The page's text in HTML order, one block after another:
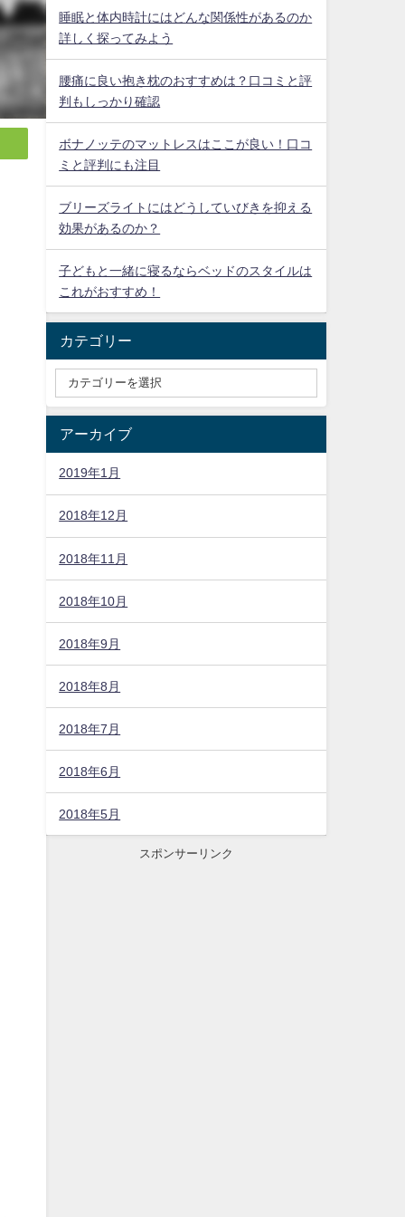
睡眠と体内時計にはどんな関係性があるのか
詳しく探ってみよう
腰痛に良い抱き枕のおすすめは？口コミと評
判もしっかり確認
ボナノッテのマットレスはここが良い！口コ
ミと評判にも注目
ブリーズライトにはどうしていびきを抑える
効果があるのか？
子どもと一緒に寝るならベッドのスタイルは
これがおすすめ！
カテゴリー
アーカイブ
2019年1月
2018年12月
2018年11月
2018年10月
2018年9月
2018年8月
2018年7月
2018年6月
2018年5月
スポンサーリンク